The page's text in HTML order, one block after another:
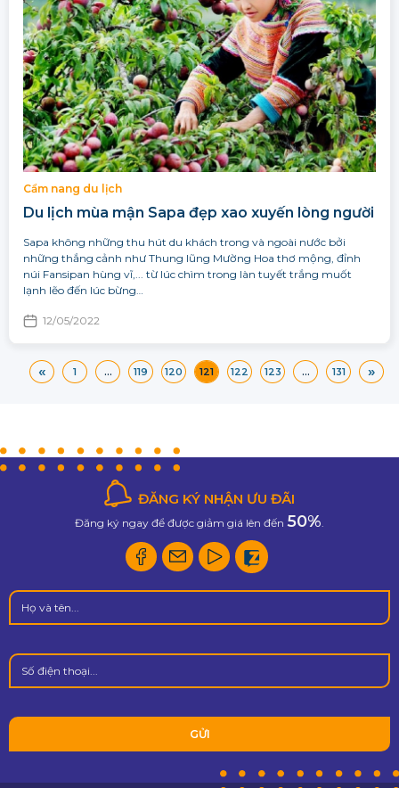
Cẩm nang du lịch
Du lịch mùa mận Sapa đẹp xao xuyến lòng người
Sapa không những thu hút du khách trong và ngoài nước bởi
những thắng cảnh như Thung lũng Mường Hoa thơ mộng, đỉnh
núi Fansipan hùng vĩ,... từ lúc chìm trong làn tuyết trắng muốt
lạnh lẽo đến lúc bừng…
12/05/2022
« 1 … 119 120 121 122 123 … 131 »
ĐĂNG KÝ NHẬN ƯU ĐÃI
Đăng ký ngay để được giảm giá lên đến 50%